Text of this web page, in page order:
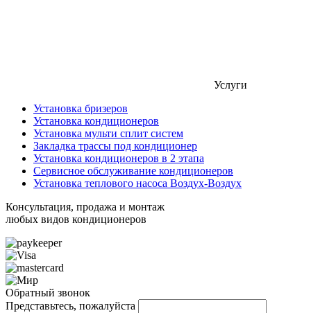
Услуги
Установка бризеров
Установка кондиционеров
Установка мульти сплит систем
Закладка трассы под кондиционер
Установка кондиционеров в 2 этапа
Сервисное обслуживание кондиционеров
Установка теплового насоса Воздух-Воздух
Консультация, продажа и монтаж
любых видов кондиционеров
Обратный звонок
Представьтесь, пожалуйста